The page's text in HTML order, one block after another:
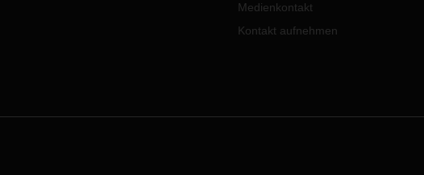
Medienkontakt
Kontakt aufnehmen